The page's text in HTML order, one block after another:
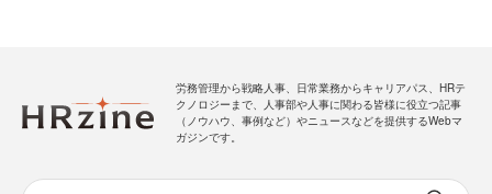
労務管理から戦略人事、日常業務からキャリアパス、HRテ
クノロジーまで、人事部や人事に関わる皆様に役立つ記事
（ノウハウ、事例など）やニュースなどを提供するWebマ
ガジンです。